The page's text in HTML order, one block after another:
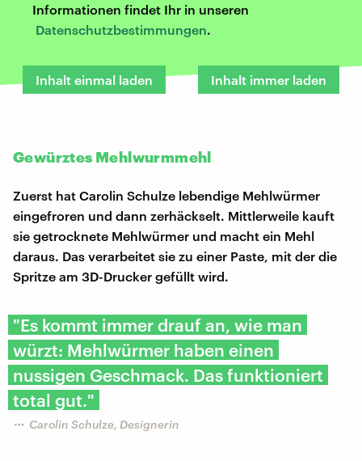
Informationen findet Ihr in unseren
Datenschutzbestimmungen.
Inhalt einmal laden Inhalt immer laden
Gewürztes Mehlwurmmehl
Zuerst hat Carolin Schulze lebendige Mehlwürmer
eingefroren und dann zerhäckselt. Mittlerweile kauft
sie getrocknete Mehlwürmer und macht ein Mehl
daraus. Das verarbeitet sie zu einer Paste, mit der die
Spritze am 3D-Drucker gefüllt wird.
"Es kommt immer drauf an, wie man
würzt: Mehlwürmer haben einen
nussigen Geschmack. Das funktioniert
total gut."
Carolin Schulze, Designerin